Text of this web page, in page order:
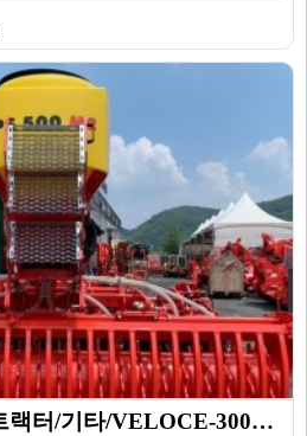
한국페라리트랙터/트랙터/기타/VELOCE-300PS500M2E/2022년식